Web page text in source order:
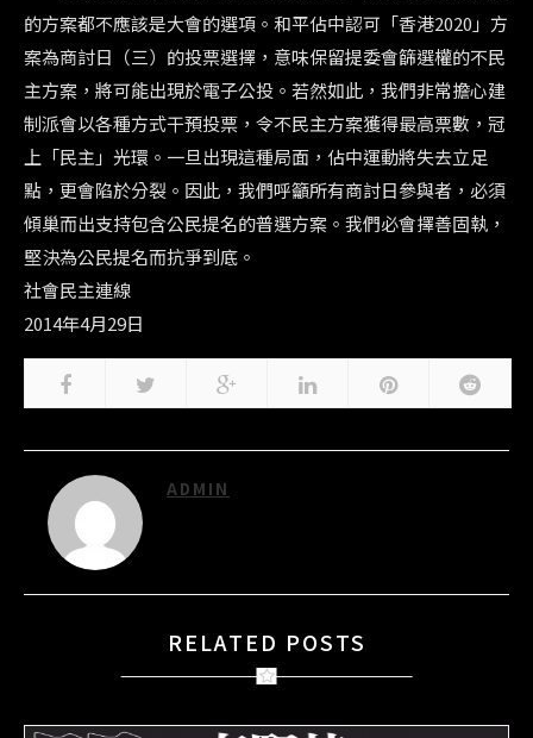
的方案都不應該是大會的選項。和平佔中認可「香港2020」方
案為商討日（三）的投票選擇，意味保留提委會篩選權的不民
主方案，將可能出現於電子公投。若然如此，我們非常擔心建
制派會以各種方式干預投票，令不民主方案獲得最高票數，冠
上「民主」光環。一旦出現這種局面，佔中運動將失去立足
點，更會陷於分裂。因此，我們呼籲所有商討日參與者，必須
傾巢而出支持包含公民提名的普選方案。我們必會擇善固執，
堅決為公民提名而抗爭到底。
社會民主連線
2014年4月29日
ADMIN
RELATED POSTS